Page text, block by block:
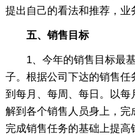
提出自己的看法和推荐，业
五、销售目标
1、今年的销售目标最基
子。根据公司下达的销售
到每月、每周、每日。以
解到各个销售人员身上，
完成销售任务的基础上提高